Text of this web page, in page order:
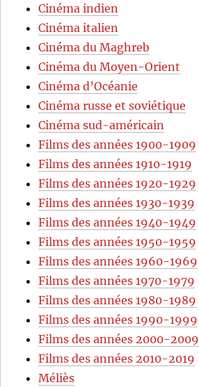
Cinéma indien
Cinéma italien
Cinéma du Maghreb
Cinéma du Moyen-Orient
Cinéma d’Océanie
Cinéma russe et soviétique
Cinéma sud-américain
Films des années 1900-1909
Films des années 1910-1919
Films des années 1920-1929
Films des années 1930-1939
Films des années 1940-1949
Films des années 1950-1959
Films des années 1960-1969
Films des années 1970-1979
Films des années 1980-1989
Films des années 1990-1999
Films des années 2000-2009
Films des années 2010-2019
Méliès